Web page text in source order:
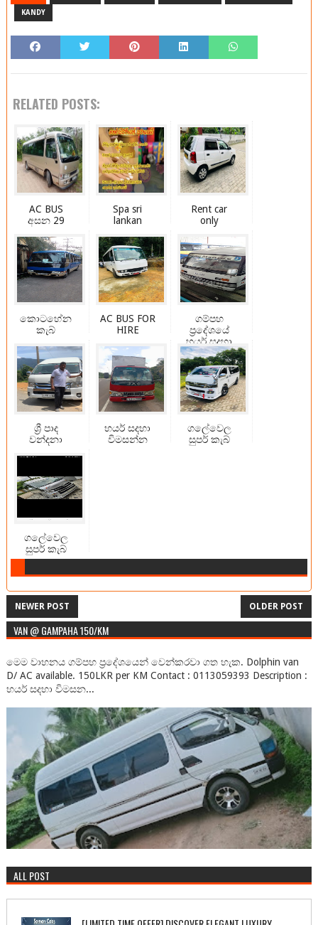
KANDY
RELATED POSTS:
AC BUS
අසන 29
Spa sri
lankan
Rent car
only
කොටහේන
කැබ්
AC BUS FOR
HIRE
ගම්පහ
ප්‍රදේශයේ
හයර් සදහා
විමසන්න
ශ්‍රී පාද
වන්දනා
හයර් සදහා
විමසන්න
ගලේවෙල
සුපර් කැබ්
ගලේවෙල
සුපර් කැබ්
NEWER POST OLDER POST
VAN @ GAMPAHA 150/KM
මෙම වාහනය ගම්පහ ප්‍රදේශයෙන් වෙන්කරවා ගත හැක. Dolphin van
D/ AC available. 150LKR per KM Contact : 0113059393 Description :
හයර් සදහා විමසන...
ALL POST